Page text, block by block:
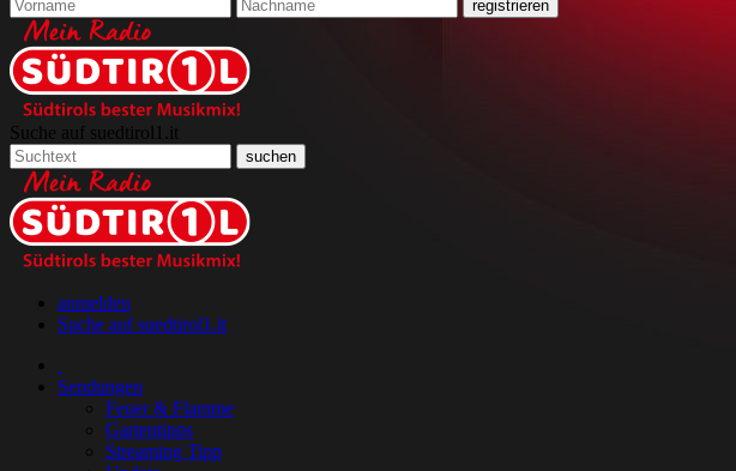
Suche auf suedtirol1.it
anmelden
Suche auf suedtirol1.it
Sendungen
Feuer & Flamme
Gartentipps
Streaming Tipp